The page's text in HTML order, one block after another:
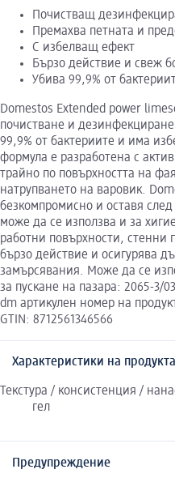
Почистващ
Премахва петната и
С избелващ ефект
Бързо действие и свеж
Убива 99,9% от
Domestos Extended power
почистване и
99,9% от бактериите и има
формула е разработена с
трайно по повърхността на
натрупването на варовик.
безкомпромисно и оставя
може да се използва и за
работни повърхности,
бързо действие и осигурява
замърсявания. Може да се
за пускане на пазара: 2065-3/
dm артикулен номер на
GTIN: 8712561346566
Характеристики на продукта
Текстура / консистенция /
гел
Предупреждение